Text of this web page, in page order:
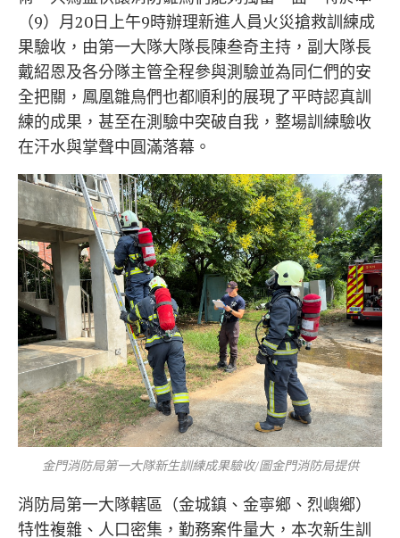
（9）月20日上午9時辦理新進人員火災搶救訓練成
果驗收，由第一大隊大隊長陳叁奇主持，副大隊長
戴紹恩及各分隊主管全程參與測驗並為同仁們的安
全把關，鳳凰雛鳥們也都順利的展現了平時認真訓
練的成果，甚至在測驗中突破自我，整場訓練驗收
在汗水與掌聲中圓滿落幕。
金門消防局第一大隊新生訓練成果驗收/圖金門消防局提供
消防局第一大隊轄區（金城鎮、金寧鄉、烈嶼鄉）
特性複雜、人口密集，勤務案件量大，本次新生訓